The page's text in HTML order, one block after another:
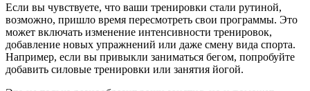
Если вы чувствуете, что ваши тренировки стали рутиной,
возможно, пришло время пересмотреть свои программы. Это
может включать изменение интенсивности тренировок,
добавление новых упражнений или даже смену вида спорта.
Например, если вы привыкли заниматься бегом, попробуйте
добавить силовые тренировки или занятия йогой.